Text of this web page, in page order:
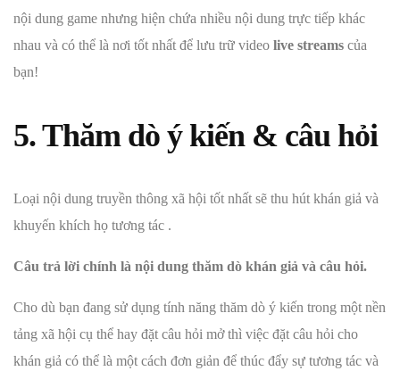
nội dung game nhưng hiện chứa nhiều nội dung trực tiếp khác
nhau và có thể là nơi tốt nhất để lưu trữ video live streams của
bạn!
5. Thăm dò ý kiến & câu hỏi
Loại nội dung truyền thông xã hội tốt nhất sẽ thu hút khán giả và
khuyến khích họ tương tác .
Câu trả lời chính là nội dung thăm dò khán giả và câu hỏi.
Cho dù bạn đang sử dụng tính năng thăm dò ý kiến trong một nền
tảng xã hội cụ thể hay đặt câu hỏi mở thì việc đặt câu hỏi cho
khán giả có thể là một cách đơn giản để thúc đẩy sự tương tác và